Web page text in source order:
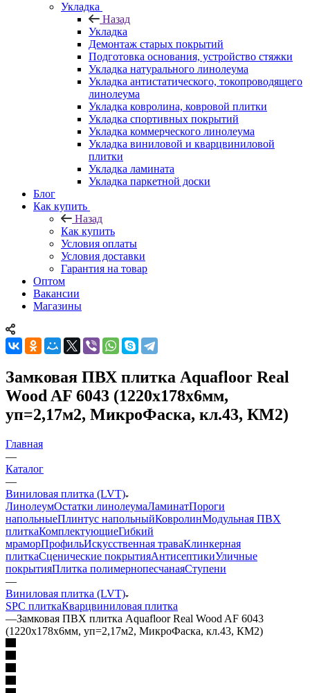
Укладка
Назад
Укладка
Демонтаж старых покрытий
Подготовка основания, устройство стяжки
Укладка натурального линолеума
Укладка антистатического, токопроводящего
линолеума
Укладка ковролина, ковровой плитки
Укладка спортивных покрытий
Укладка коммерческого линолеума
Укладка виниловой и кварцвиниловой
плитки
Укладка ламината
Укладка паркетной доски
Блог
Как купить
Назад
Как купить
Условия оплаты
Условия доставки
Гарантия на товар
Оптом
Вакансии
Магазины
Замковая ПВХ плитка Aquafloor Real
Wood AF 6043 (1220х178х6мм,
уп=2,17м2, МикроФаска, кл.43, КМ2)
Главная
—
Каталог
—
Виниловая плитка (LVT)
ЛинолеумОстатки линолеумаЛаминатПороги
напольныеПлинтус напольныйКовролинМодульная ПВХ
плиткаКомплектующиеГибкий
мраморПрофильИскусственная траваКлинкерная
плиткаСценические покрытияАнтисептикиУличные
покрытияПлитка полимернопесчанаяСтупени
—
Виниловая плитка (LVT)
SPC плиткаКварцвиниловая плитка
—Замковая ПВХ плитка Aquafloor Real Wood AF 6043
(1220х178х6мм, уп=2,17м2, МикроФаска, кл.43, КМ2)